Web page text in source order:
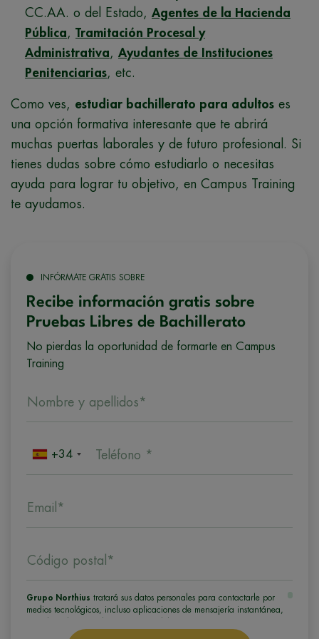
CC.AA. o del Estado, Agentes de la Hacienda
Pública, Tramitación Procesal y
Administrativa, Ayudantes de Instituciones
Penitenciarias, etc.
Como ves, estudiar bachillerato para adultos es
una opción formativa interesante que te abrirá
muchas puertas laborales y de futuro profesional. Si
tienes dudas sobre cómo estudiarlo o necesitas
ayuda para lograr tu objetivo, en Campus Training
te ayudamos.
INFÓRMATE GRATIS SOBRE
Recibe información gratis sobre
Pruebas Libres de Bachillerato
No pierdas la oportunidad de formarte en Campus
Training
Nombre y apellidos*
+34 Teléfono *
Email*
Código postal*
Grupo Northius tratará sus datos personales para contactarle por
medios tecnológicos, incluso aplicaciones de mensajería instantánea,
seleccionado o de otros directamente relacionados con el interés